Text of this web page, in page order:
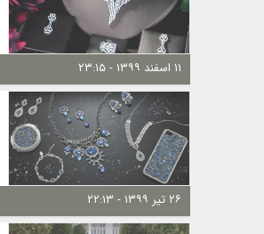
۱۱ اسفند ۱۳۹۹ - ۲۳:۱۵
۲۶ تیر ۱۳۹۹ - ۲۲:۱۳